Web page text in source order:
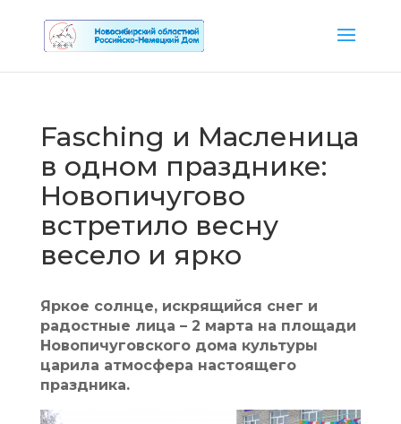
Fasching и Масленица
в одном празднике:
Новопичугово
встретило весну
весело и ярко
Яркое солнце, искрящийся снег и
радостные лица – 2 марта на площади
Новопичуговского дома культуры
царила атмосфера настоящего
праздника.